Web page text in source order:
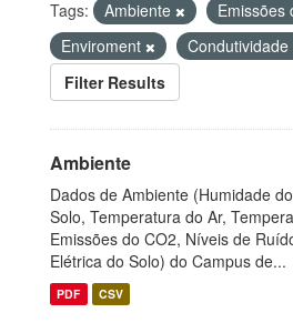
Tags: Ambiente
Emissões
Enviroment
Filter Results
Ambiente
Dados de Ambiente (Humidade
Solo, Temperatura do Ar,
Emissões do CO2, Níveis de
Elétrica do Solo) do Campus de...
PDF CSV